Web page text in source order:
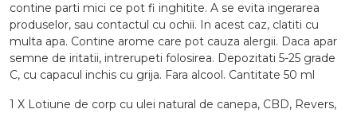
contine parti mici ce pot fi inghitite. A se evita ingerarea
produselor, sau contactul cu ochii. In acest caz, clatiti cu
multa apa. Contine arome care pot cauza alergii. Daca apar
semne de iritatii, intrerupeti folosirea. Depozitati 5-25 grade
C, cu capacul inchis cu grija. Fara alcool. Cantitate 50 ml
1 X Lotiune de corp cu ulei natural de canepa, CBD, Revers,